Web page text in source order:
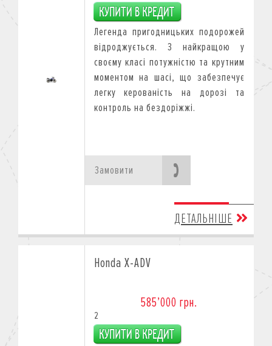
Легенда пригодницьких подорожей
відроджується. З найкращою у
своєму класі потужністю та крутним
моментом на шасі, що забезпечує
легку керованість на дорозі та
контроль на бездоріжжі.
Замовити
ДЕТАЛЬНІШЕ
Honda X-ADV
585’000 грн.
2